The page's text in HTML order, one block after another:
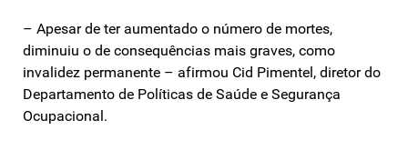
– Apesar de ter aumentado o número de mortes,
diminuiu o de consequências mais graves, como
invalidez permanente – afirmou Cid Pimentel, diretor do
Departamento de Políticas de Saúde e Segurança
Ocupacional.